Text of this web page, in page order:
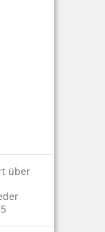
über